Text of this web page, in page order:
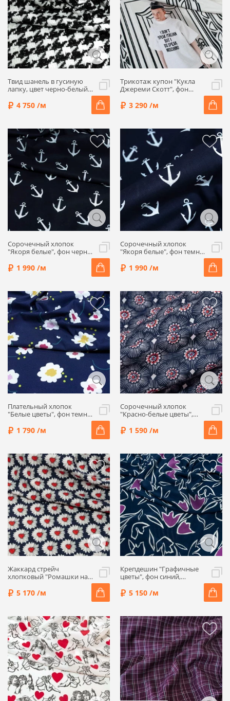
Твид шанель в гусиную
лапку, цвет черно-белый,
4 750 /м
Трикотаж купон "Кукла
Джереми Скотт", фон
3 290 /м
Сорочечный хлопок
"Якоря белые", фон черно-
1 990 /м
Сорочечный хлопок
"Якоря белые", фон темно-
1 990 /м
Плательный хлопок
"Белые цветы", фон темно-
1 790 /м
Сорочечный хлопок
"Красно-белые цветы",
фон темно-синий, 1032205
1 590 /м
Жаккард стрейч
хлопковый "Ромашки на
5 170 /м
Крепдешин "Графичные
цветы", фон синий,
5 150 /м